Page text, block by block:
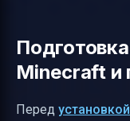
Minecraft и
Перед